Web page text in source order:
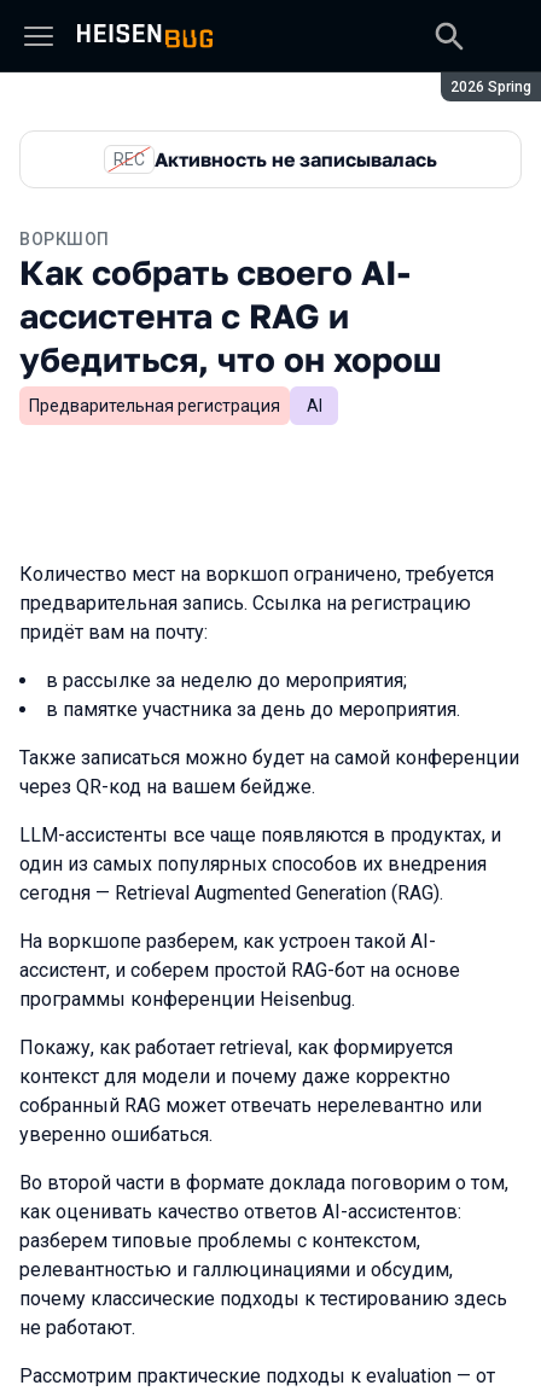
Сезон:
2026 Spring
REC Активность не записывалась
ВОРКШОП
Как собрать своего AI-
ассистента с RAG и
убедиться, что он хорош
Предварительная регистрация AI
Количество мест на воркшоп ограничено, требуется
предварительная запись. Ссылка на регистрацию
придёт вам на почту:
в рассылке за неделю до мероприятия;
в памятке участника за день до мероприятия.
Также записаться можно будет на самой конференции
через QR-код на вашем бейдже.
LLM-ассистенты все чаще появляются в продуктах, и
один из самых популярных способов их внедрения
сегодня — Retrieval Augmented Generation (RAG).
На воркшопе разберем, как устроен такой AI-
ассистент, и соберем простой RAG-бот на основе
программы конференции Heisenbug.
Покажу, как работает retrieval, как формируется
контекст для модели и почему даже корректно
собранный RAG может отвечать нерелевантно или
уверенно ошибаться.
Во второй части в формате доклада поговорим о том,
как оценивать качество ответов AI-ассистентов:
разберем типовые проблемы с контекстом,
релевантностью и галлюцинациями и обсудим,
почему классические подходы к тестированию здесь
не работают.
Рассмотрим практические подходы к evaluation — от